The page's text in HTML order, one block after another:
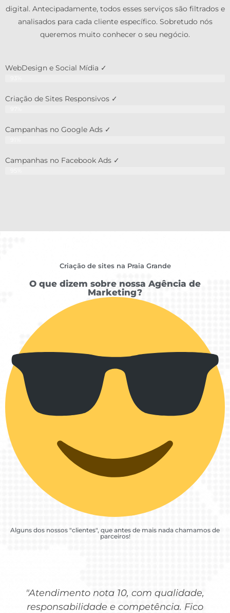
digital. Antecipadamente, todos esses serviços são filtrados e
analisados para cada cliente específico. Sobretudo nós
queremos muito conhecer o seu negócio.
WebDesign e Social Mídia ✓
Criação de Sites Responsivos ✓
Campanhas no Google Ads ✓
Campanhas no Facebook Ads ✓
Criação de sites na Praia Grande
O que dizem sobre nossa Agência de
Marketing?
Alguns dos nossos "clientes", que antes de mais nada chamamos de
parceiros!
"Atendimento nota 10, com qualidade,
responsabilidade e competência. Fico